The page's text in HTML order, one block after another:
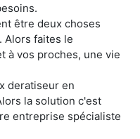
être deux choses
Alors faites le
à vos proches, une vie
deratiseur en
la solution c'est
entreprise spécialiste